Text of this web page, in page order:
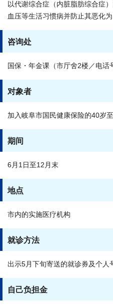
以代谢综合症（内脏脂肪综合症
血压等生活习惯病并防止其恶化为
咨询处
国保・年金课（市厅舍2楼／电
对象者
加入岐阜市国民健康保险的40岁
期间
6月1日至12月末
地点
市内的实施医疗机构
就诊方法
出示5月下旬寄送的就诊券及个人
自己负担金